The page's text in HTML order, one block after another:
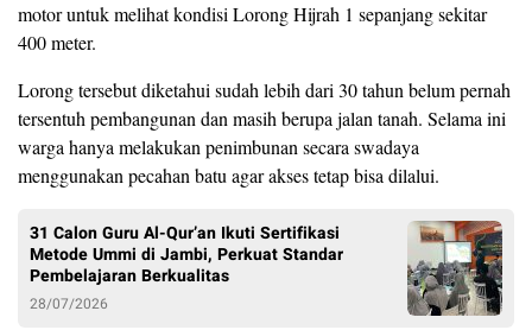
motor untuk melihat kondisi Lorong Hijrah 1 sepanjang sekitar
400 meter.
Lorong tersebut diketahui sudah lebih dari 30 tahun belum pernah
tersentuh pembangunan dan masih berupa jalan tanah. Selama ini
warga hanya melakukan penimbunan secara swadaya
menggunakan pecahan batu agar akses tetap bisa dilalui.
31 Calon Guru Al-Qur’an Ikuti Sertifikasi
Metode Ummi di Jambi, Perkuat Standar
Pembelajaran Berkualitas
28/07/2026